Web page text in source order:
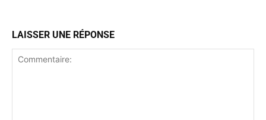
LAISSER UNE RÉPONSE